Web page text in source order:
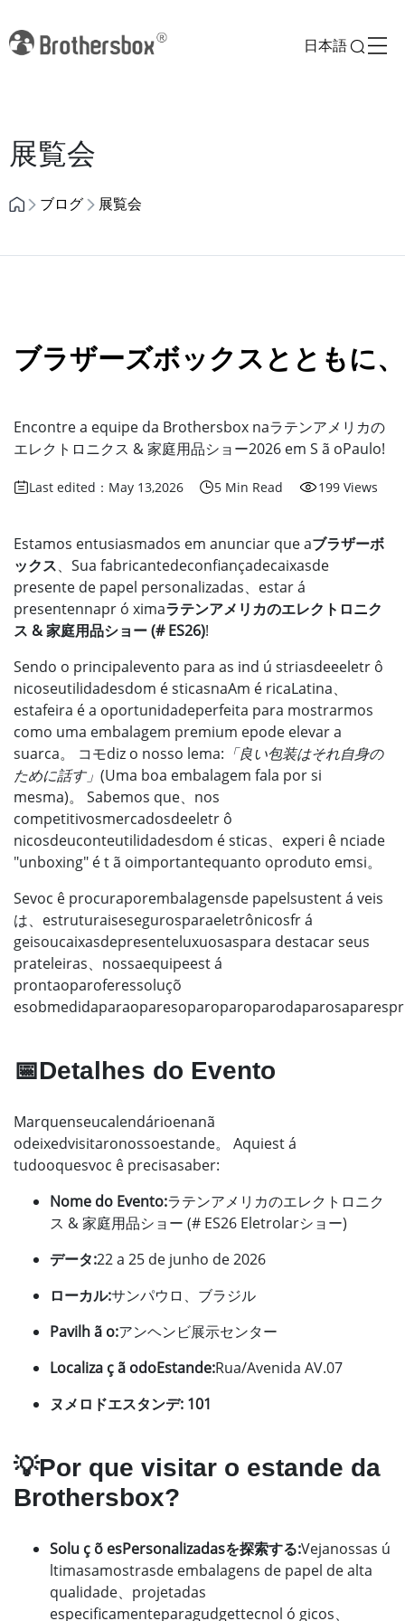
日本語
展覧会
ブログ 展覧会
ブラザーズボックスとともに
Encontre a equipe da Brothersbox naラテンアメリカの
エレクトロニクス & 家庭用品ショー2026 em S ã oPaulo!
Last edited：May 13,2026 5 Min Read 199 Views
Estamos entusiasmados em anunciar que aブラザーボ
ックス、Sua fabricantedeconfiançadecaixasde
presente de papel personalizadas、estar á
presentennapr ó ximaラテンアメリカのエレクトロニク
ス & 家庭用品ショー (# ES26)!
Sendo o principalevento para as ind ú striasdeeeletr ô
nicoseutilidadesdom é sticasnaAm é ricaLatina、
estafeira é a oportunidadeperfeita para mostrarmos
como uma embalagem premium epode elevar a
suarca。 コモdiz o nosso lema: 「良い包装はそれ自身の
ために話す」 (Uma boa embalagem fala por si
mesma)。 Sabemos que、nos
competitivosmercadosdeeletr ô
nicosdeuconteutilidadesdom é sticas、experi ê nciade
"unboxing" é t ã oimportantequanto oproduto emsi。
Sevoc ê procuraporembalagensde papelsustent á veis
は、estruturaisesegurosparaeletrônicosfr á
geisoucaixasdepresenteluxuosaspara destacar seus
prateleiras、nossaequipeest á
prontaoparoferessoluçõ
📅Detalhes do Evento
Marquenseucalendárioenanã
odeixedvisitaronossoestande。 Aquiest á
tudooquesvoc ê precisasaber:
Nome do Evento:ラテンアメリカのエレクトロニク
ス & 家庭用品ショー (# ES26 Eletrolarショー)
データ:22 a 25 de junho de 2026
ローカル:サンパウロ、ブラジル
Pavilh ã o:アンヘンビ展示センター
Localiza ç ã odoEstande:Rua/Avenida AV.07
ヌメロドエスタンデ: 101
💡Por que visitar o estande da
Brothersbox?
Solu ç õ esPersonalizadasを探索する:Vejanossas ú
ltimasamostrasde embalagens de papel de alta
qualidade、projetadas
especificamenteparagudgettecnol ó gicos、